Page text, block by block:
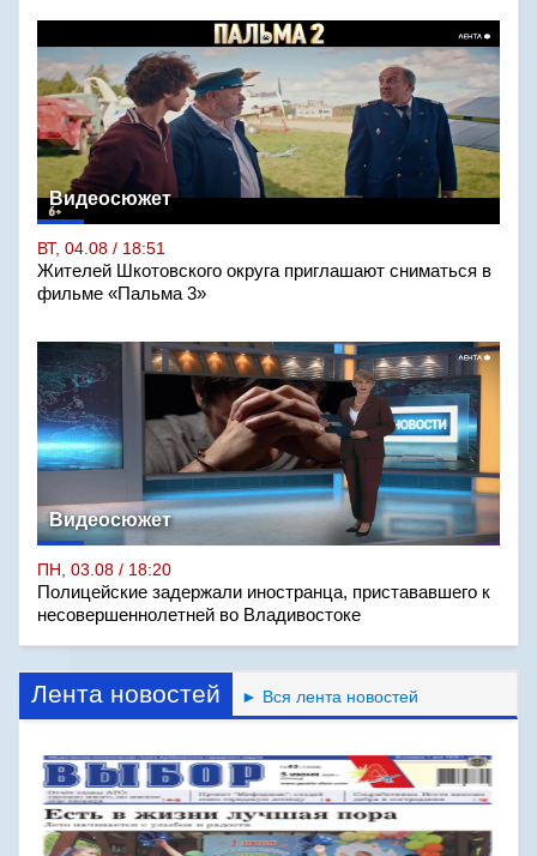
Видеосюжет
ВТ, 04.08 / 18:51
Жителей Шкотовского округа приглашают сниматься в
фильме «Пальма 3»
Видеосюжет
ПН, 03.08 / 18:20
Полицейские задержали иностранца, пристававшего к
несовершеннолетней во Владивостоке
Лента новостей ► Вся лента новостей